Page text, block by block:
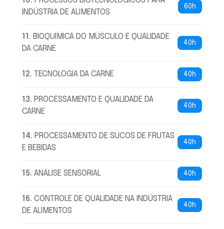
INDÚSTRIA DE ALIMENTOS
60h
11 . BIOQUÍMICA DO MÚSCULO E QUALIDADE
DA CARNE
40h
12. TECNOLOGIA DA CARNE 40h
13. PROCESSAMENTO E QUALIDADE DA
CARNE
40h
14. PROCESSAMENTO DE SUCOS DE FRUTAS
E BEBIDAS
40h
15. ANÁLISE SENSORIAL 40h
16. CONTROLE DE QUALIDADE NA INDÚSTRIA
DE ALIMENTOS
40h